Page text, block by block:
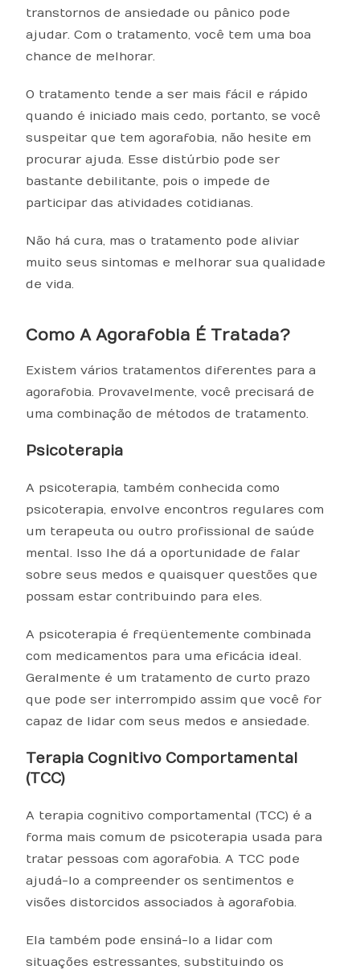
transtornos de ansiedade ou pânico pode
ajudar. Com o tratamento, você tem uma boa
chance de melhorar.
O tratamento tende a ser mais fácil e rápido
quando é iniciado mais cedo, portanto, se você
suspeitar que tem agorafobia, não hesite em
procurar ajuda. Esse distúrbio pode ser
bastante debilitante, pois o impede de
participar das atividades cotidianas.
Não há cura, mas o tratamento pode aliviar
muito seus sintomas e melhorar sua qualidade
de vida.
Como A Agorafobia É Tratada?
Existem vários tratamentos diferentes para a
agorafobia. Provavelmente, você precisará de
uma combinação de métodos de tratamento.
Psicoterapia
A psicoterapia, também conhecida como
psicoterapia, envolve encontros regulares com
um terapeuta ou outro profissional de saúde
mental. Isso lhe dá a oportunidade de falar
sobre seus medos e quaisquer questões que
possam estar contribuindo para eles.
A psicoterapia é freqüentemente combinada
com medicamentos para uma eficácia ideal.
Geralmente é um tratamento de curto prazo
que pode ser interrompido assim que você for
capaz de lidar com seus medos e ansiedade.
Terapia Cognitivo Comportamental
(TCC)
A terapia cognitivo comportamental (TCC) é a
forma mais comum de psicoterapia usada para
tratar pessoas com agorafobia. A TCC pode
ajudá-lo a compreender os sentimentos e
visões distorcidos associados à agorafobia.
Ela também pode ensiná-lo a lidar com
situações estressantes, substituindo os